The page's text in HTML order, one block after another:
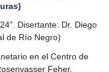
Disertante: Dr. Diego
de Río Negro)
en el Centro de
Feher.